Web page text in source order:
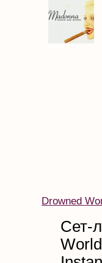
Drowned
Сет-